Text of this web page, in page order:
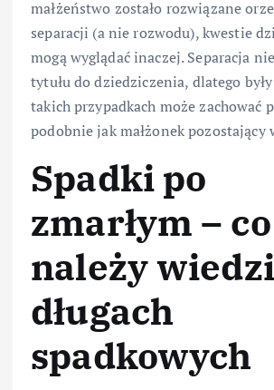
małżeństwo zostało rozwiązane
separacji (a nie rozwodu), kwestie
mogą wyglądać inaczej. Separacja
tytułu do dziedziczenia, dlatego
takich przypadkach może zachować
podobnie jak małżonek pozostający
Spadki po
zmarłym – co
należy
długach
spadkowych